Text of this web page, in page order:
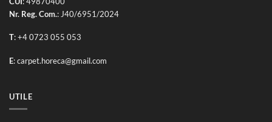
Nr. Reg. Com.: J40/6951/2024
T:+4 0723 055 053
E:carpet.horeca@gmail.com
UTILE